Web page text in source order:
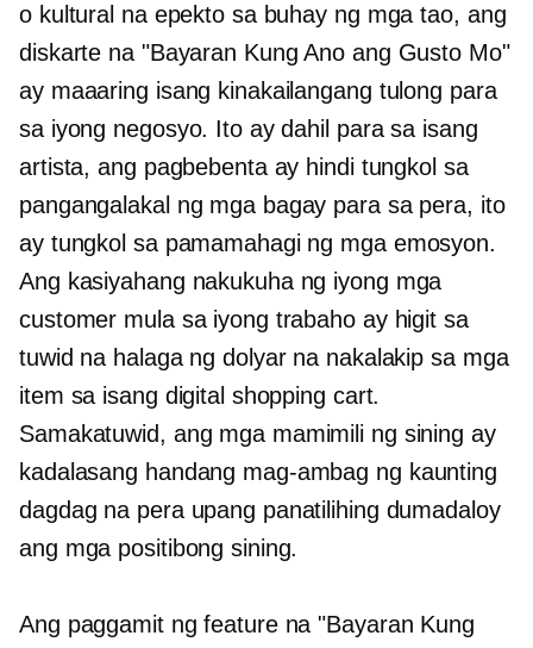
o kultural na epekto sa buhay ng mga tao, ang
diskarte na "Bayaran Kung Ano ang Gusto Mo"
ay maaaring isang kinakailangang tulong para
sa iyong negosyo. Ito ay dahil para sa isang
artista, ang pagbebenta ay hindi tungkol sa
pangangalakal ng mga bagay para sa pera, ito
ay tungkol sa pamamahagi ng mga emosyon.
Ang kasiyahang nakukuha ng iyong mga
customer mula sa iyong trabaho ay higit sa
tuwid na halaga ng dolyar na nakalakip sa mga
item sa isang digital shopping cart.
Samakatuwid, ang mga mamimili ng sining ay
kadalasang handang mag-ambag ng kaunting
dagdag na pera upang panatilihing dumadaloy
ang mga positibong sining.
Ang paggamit ng feature na "Bayaran Kung